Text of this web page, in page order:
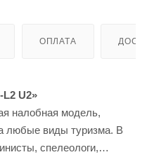
ОПЛАТА
U2»
налобная модель,
любые виды туризма. В
спелеологи,